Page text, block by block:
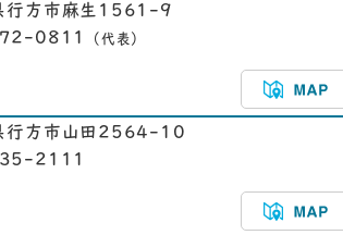
方市麻生1561-9
72-0811
（代表）
方市山田2564-10
35-2111